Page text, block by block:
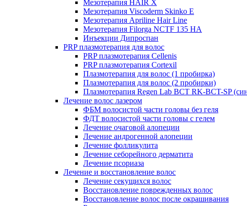
Мезотерапия HAIR X
Мезотерапия Viscoderm Skinko E
Мезотерапия Apriline Hair Line
Мезотерапия Filorga NCTF 135 HA
Инъекции Дипроспан
PRP плазмотерапия для волос
PRP плазмотерапия Cellenis
PRP плазмотерапия Cortexil
Плазмотерапия для волос (1 пробирка)
Плазмотерапия для волос (2 пробирки)
Плазмотерапия Regen Lab BCT RK-BCT-SP
Лечение волос лазером
ФБМ волосистой части головы без геля
ФДТ волосистой части головы с гелем
Лечение очаговой алопеции
Лечение андрогенной алопеции
Лечение фолликулита
Лечение себорейного дерматита
Лечение псориаза
Лечение и восстановление волос
Лечение секущихся волос
Восстановление поврежденных волос
Восстановление волос после окрашивания